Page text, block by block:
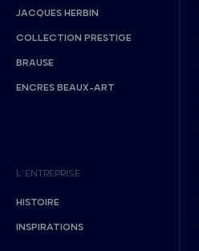
JACQUES HERBIN
COLLECTION PRESTIGE
BRAUSE
ENCRES BEAUX-ART
L’ENTREPRISE
HISTOIRE
INSPIRATIONS